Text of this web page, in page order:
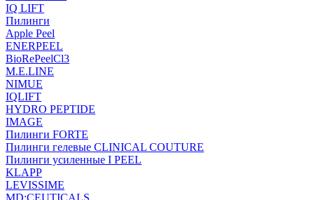
IQ LIFT
Пилинги
Apple Peel
ENERPEEL
BioRePeelCl3
M.E.LINE
NIMUE
IQLIFT
HYDRO PEPTIDE
IMAGE
Пилинги FORTE
Пилинги гелевые CLINICAL COUTURE
Пилинги усиленные I PEEL
KLAPP
LEVISSIME
MD:CEUTICALS